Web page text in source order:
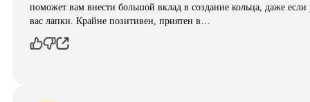
поможет вам внести большой вклад в создание кольца, даже если
вас лапки. Крайне позитивен, приятен в…